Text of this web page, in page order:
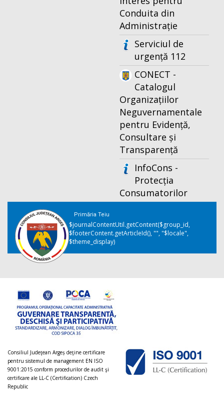
Conduita din
Administrație
Serviciul de
urgență 112
CONECT -
Catalogul
Organizațiilor
Neguvernamentale
pentru Evidență,
Consultare și
Transparență
InfoCons -
Protecția
Consumatorilor
Primăria Teiu
$journalContentUtil.getContent($group_id,
$footerContent.getArticleId(), "", "$locale",
$theme_display)
Consiliul Judeţean Argeș deţine certificare
pentru sistemul de management EN ISO
9001:2015 conform procedurilor de audit şi
certificare ale LL-C (Certification) Czech
Republic